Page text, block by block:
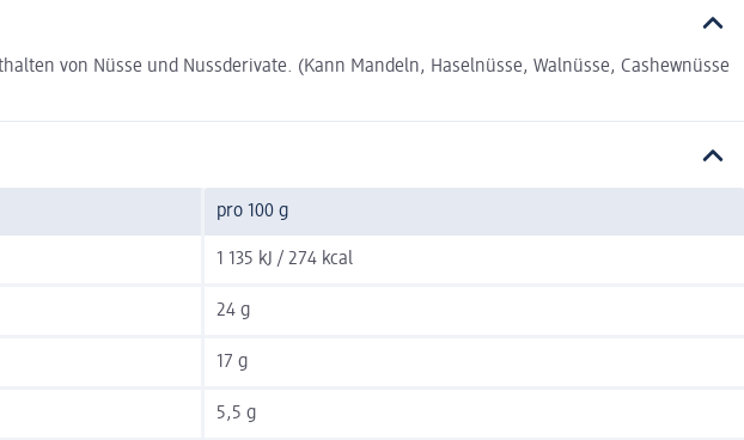
von Nüsse und Nussderivate. (Kann Mandeln, Haselnüsse, Walnüsse, Cashewnüsse
pro 100 g
1 135 kJ / 274 kcal
24 g
17 g
5,5 g